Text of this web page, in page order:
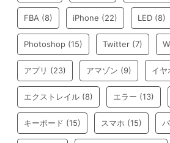
FBA (8) iPhone (22) LED (8)
Photoshop (15) Twitter (7)
アプリ (23) アマゾン (9) イヤ
エクストレイル (8) エラー (13)
キーボード (15) スマホ (15)